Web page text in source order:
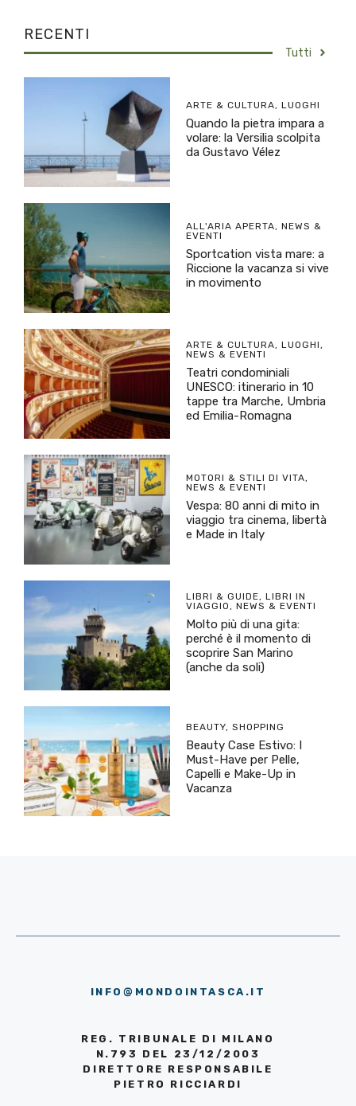
RECENTI
Tutti
ARTE & CULTURA, LUOGHI
Quando la pietra impara a
volare: la Versilia scolpita
da Gustavo Vélez
ALL'ARIA APERTA, NEWS &
EVENTI
Sportcation vista mare: a
Riccione la vacanza si vive
in movimento
ARTE & CULTURA, LUOGHI,
NEWS & EVENTI
Teatri condominiali
UNESCO: itinerario in 10
tappe tra Marche, Umbria
ed Emilia-Romagna
MOTORI & STILI DI VITA,
NEWS & EVENTI
Vespa: 80 anni di mito in
viaggio tra cinema, libertà
e Made in Italy
LIBRI & GUIDE, LIBRI IN
VIAGGIO, NEWS & EVENTI
Molto più di una gita:
perché è il momento di
scoprire San Marino
(anche da soli)
BEAUTY, SHOPPING
Beauty Case Estivo: I
Must-Have per Pelle,
Capelli e Make-Up in
Vacanza
INFO@MONDOINTASCA.IT
REG. TRIBUNALE DI MILANO
N.793 DEL 23/12/2003
DIRETTORE RESPONSABILE
PIETRO RICCIARDI